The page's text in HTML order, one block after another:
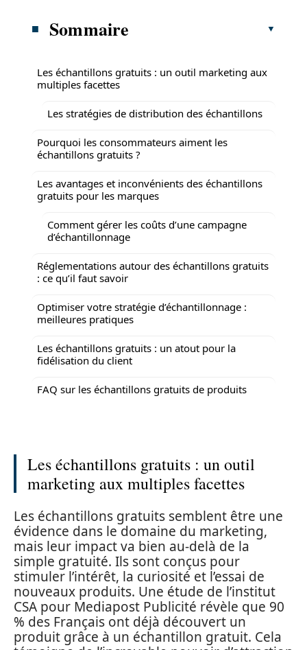
Sommaire
Les échantillons gratuits : un outil marketing aux
multiples facettes
Les stratégies de distribution des échantillons
Pourquoi les consommateurs aiment les
échantillons gratuits ?
Les avantages et inconvénients des échantillons
gratuits pour les marques
Comment gérer les coûts d’une campagne
d’échantillonnage
Réglementations autour des échantillons gratuits
: ce qu’il faut savoir
Optimiser votre stratégie d’échantillonnage :
meilleures pratiques
Les échantillons gratuits : un atout pour la
fidélisation du client
FAQ sur les échantillons gratuits de produits
Les échantillons gratuits : un outil
marketing aux multiples facettes
Les échantillons gratuits semblent être une
évidence dans le domaine du marketing,
mais leur impact va bien au-delà de la
simple gratuité. Ils sont conçus pour
stimuler l’intérêt, la curiosité et l’essai de
nouveaux produits. Une étude de l’institut
CSA pour Mediapost Publicité révèle que 90
% des Français ont déjà découvert un
produit grâce à un échantillon gratuit. Cela